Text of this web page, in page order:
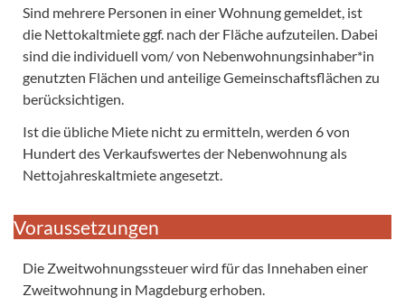
Sind mehrere Personen in einer Wohnung gemeldet, ist
die Nettokaltmiete ggf. nach der Fläche aufzuteilen. Dabei
sind die individuell vom/ von Nebenwohnungsinhaber*in
genutzten Flächen und anteilige Gemeinschaftsflächen zu
berücksichtigen.
Ist die übliche Miete nicht zu ermitteln, werden 6 von
Hundert des Verkaufswertes der Nebenwohnung als
Nettojahreskaltmiete angesetzt.
Voraussetzungen
Die Zweitwohnungssteuer wird für das Innehaben einer
Zweitwohnung in Magdeburg erhoben.